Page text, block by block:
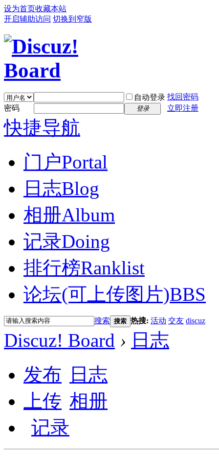
设为首页收藏本站
开启辅助访问 切换到窄版
自动登录 找回密码
密码
登录 立即注册
快捷导航
门户Portal
日志Blog
相册Album
记录Doing
排行榜Ranklist
论坛(可上传图片)BBS
搜索 搜索 热搜: 活动 交友 discuz
Discuz! Board › 日志
发布
日志
上传 相册
记录